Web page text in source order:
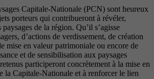
Capitale-Nationale (PCN) sont heureux
porteurs qui contribueront à révéler,
de la région. Qu’il s’agisse
d’actions de verdissement, de création
mise en valeur patrimoniale ou encore de
et de sensibilisation aux paysages
participeront concrètement à la mise en
la Capitale-Nationale et à renforcer le lien